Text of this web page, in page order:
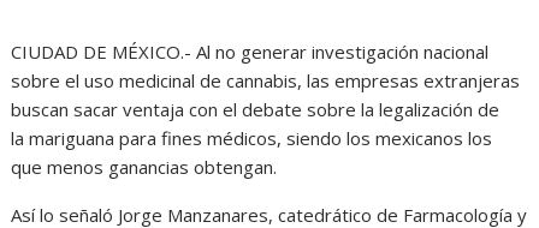
CIUDAD DE MÉXICO.- Al no generar investigación nacional
sobre el uso medicinal de cannabis, las empresas extranjeras
buscan sacar ventaja con el debate sobre la legalización de
la mariguana para fines médicos, siendo los mexicanos los
que menos ganancias obtengan.
Así lo señaló Jorge Manzanares, catedrático de Farmacología y